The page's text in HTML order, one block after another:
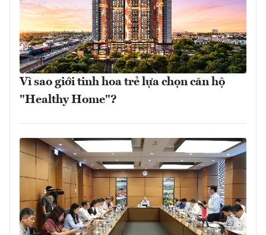
Vì sao giới tinh hoa trẻ lựa chọn căn hộ
"Healthy Home"?